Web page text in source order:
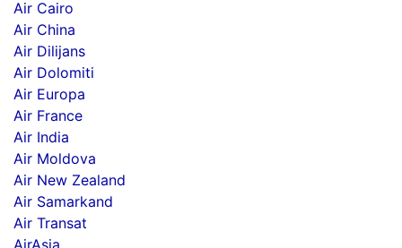
Air Cairo
Air China
Air Dilijans
Air Dolomiti
Air Europa
Air France
Air India
Air Moldova
Air New Zealand
Air Samarkand
Air Transat
AirAsia